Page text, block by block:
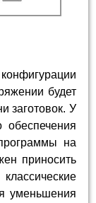
конфигурации
будет
заготовок. У
обеспечения
на
приносить
уменьшения